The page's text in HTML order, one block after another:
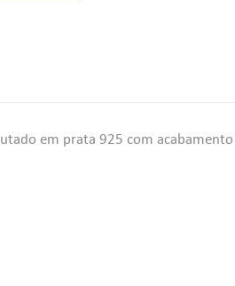
em prata 925 com